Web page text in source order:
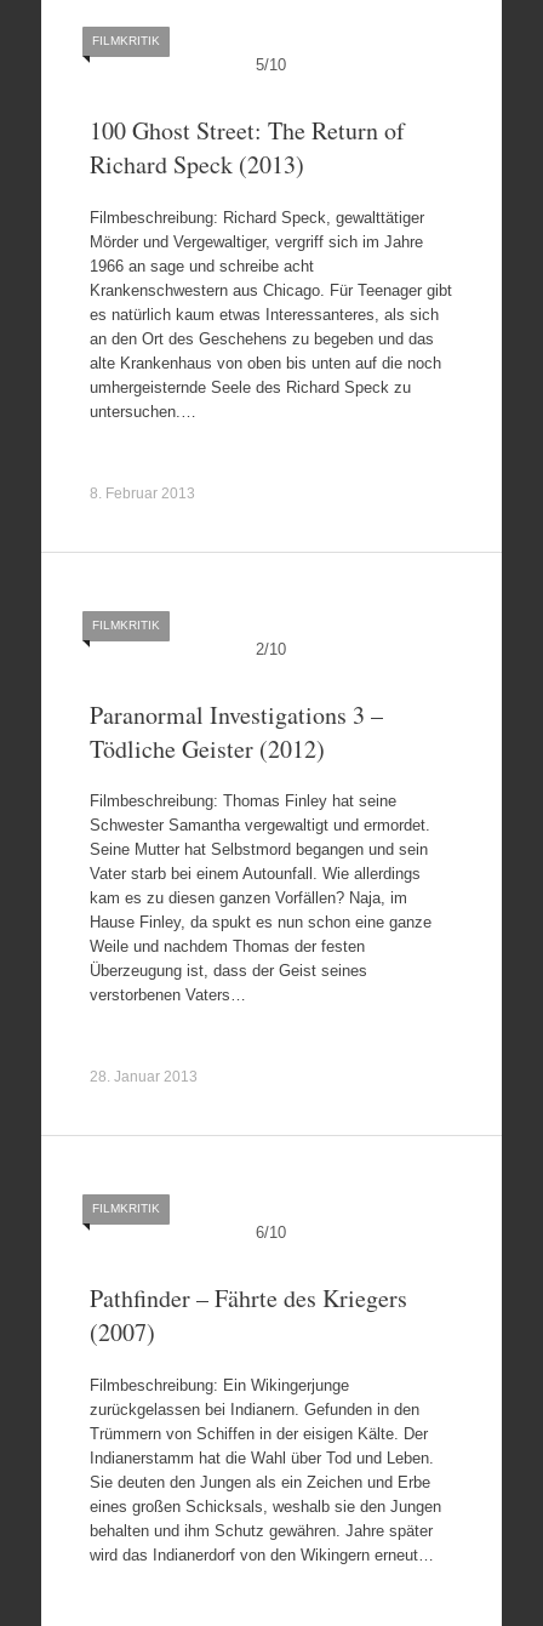
5/10
FILMKRITIK
100 Ghost Street: The Return of
Richard Speck (2013)
Filmbeschreibung: Richard Speck, gewalttätiger
Mörder und Vergewaltiger, vergriff sich im Jahre
1966 an sage und schreibe acht
Krankenschwestern aus Chicago. Für Teenager gibt
es natürlich kaum etwas Interessanteres, als sich
an den Ort des Geschehens zu begeben und das
alte Krankenhaus von oben bis unten auf die noch
umhergeisternde Seele des Richard Speck zu
untersuchen.…
8. Februar 2013
2/10
FILMKRITIK
Paranormal Investigations 3 –
Tödliche Geister (2012)
Filmbeschreibung: Thomas Finley hat seine
Schwester Samantha vergewaltigt und ermordet.
Seine Mutter hat Selbstmord begangen und sein
Vater starb bei einem Autounfall. Wie allerdings
kam es zu diesen ganzen Vorfällen? Naja, im
Hause Finley, da spukt es nun schon eine ganze
Weile und nachdem Thomas der festen
Überzeugung ist, dass der Geist seines
verstorbenen Vaters…
28. Januar 2013
6/10
FILMKRITIK
Pathfinder – Fährte des Kriegers
(2007)
Filmbeschreibung: Ein Wikingerjunge
zurückgelassen bei Indianern. Gefunden in den
Trümmern von Schiffen in der eisigen Kälte. Der
Indianerstamm hat die Wahl über Tod und Leben.
Sie deuten den Jungen als ein Zeichen und Erbe
eines großen Schicksals, weshalb sie den Jungen
behalten und ihm Schutz gewähren. Jahre später
wird das Indianerdorf von den Wikingern erneut…